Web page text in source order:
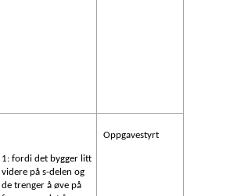
1: fordi det bygger litt
videre på s-delen og
de trenger å øve på
Oppgavestyrt